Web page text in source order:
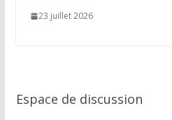
23 juillet 2026
Espace de discussion